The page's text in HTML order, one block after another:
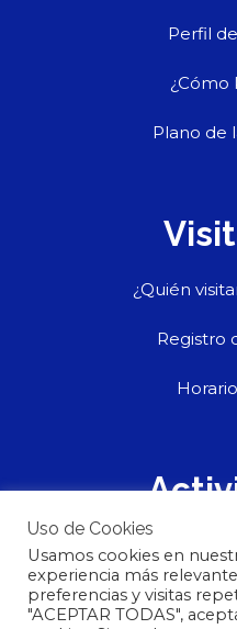
Perfil
¿Cómo
Plano de
¿Quién
Registro
Suscribase a
Uso de Cookies
Usamos cookies en
experiencia más
preferencias y visitas
"ACEPTAR TODAS",